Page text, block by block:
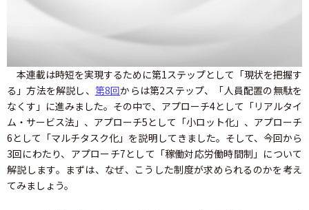
本連載は時短を実現するために第1ステップとして「現状を把握す
る」方法を解説し、 第8回からは第2ステップ、「人員配置の無駄を
なくす」に進みました。その中で、アプローチ4として「リアルタイ
ム・サービス法」、アプローチ5として「小ロット化」、アプローチ
6として「マルチタスク化」を説明してきました。そして、今回から
3回にわたり、アプローチ7として「稼働対応労働時間制」について
解説します。まずは、なぜ、こうした制度が求められるのかを考え
てみましょう。